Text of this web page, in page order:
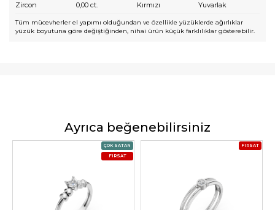
Zircon
0,00 ct. Kırmızı Yuvarlak
Tüm mücevherler el yapımı olduğundan ve özellikle yüzüklerde ağırlıklar
yüzük boyutuna göre değiştiğinden, nihai ürün küçük farklılıklar gösterebilir.
Ayrıca beğenebilirsiniz
ÇOK SATAN
FIRSAT
FIRSAT